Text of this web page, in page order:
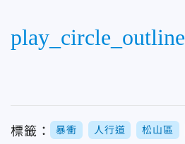
play_circle_outline
標籤： 暴衝 人行道 松山區